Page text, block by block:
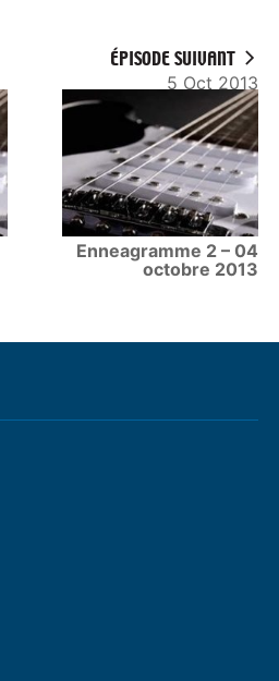
ÉPISODE SUIVANT
5 Oct 2013
Enneagramme 2 – 04
octobre 2013